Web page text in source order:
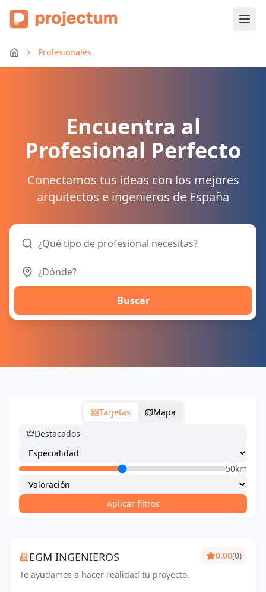
Profesionales
Encuentra al
Profesional Perfecto
Conectamos tus ideas con los mejores
arquitectos e ingenieros de España
Buscar
Tarjetas
Mapa
Destacados
50km
Aplicar filtros
EGM INGENIEROS
Te ayudamos a hacer realidad tu proyecto.
0.00(0)